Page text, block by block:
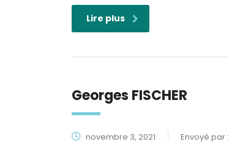
Lire plus
Georges FISCHER
novembre 3, 2021 Envoyé par :